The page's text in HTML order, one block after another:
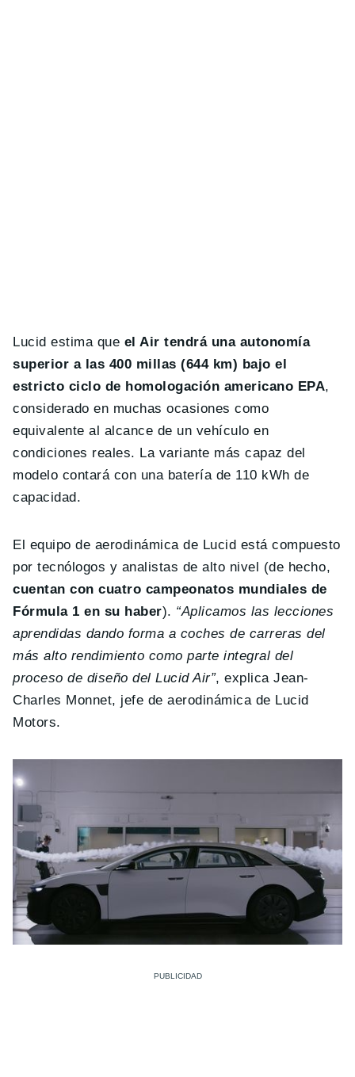
Lucid estima que el Air tendrá una autonomía
superior a las 400 millas (644 km) bajo el
estricto ciclo de homologación americano EPA,
considerado en muchas ocasiones como
equivalente al alcance de un vehículo en
condiciones reales. La variante más capaz del
modelo contará con una batería de 110 kWh de
capacidad.
El equipo de aerodinámica de Lucid está compuesto
por tecnólogos y analistas de alto nivel (de hecho,
cuentan con cuatro campeonatos mundiales de
Fórmula 1 en su haber). “Aplicamos las lecciones
aprendidas dando forma a coches de carreras del
más alto rendimiento como parte integral del
proceso de diseño del Lucid Air”, explica Jean-
Charles Monnet, jefe de aerodinámica de Lucid
Motors.